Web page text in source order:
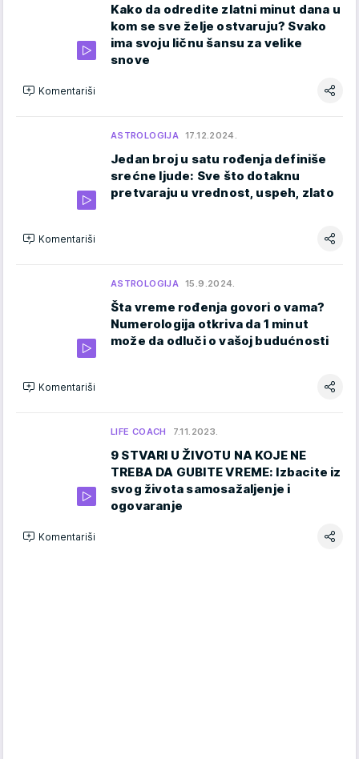
Kako da odredite zlatni minut dana u
kom se sve želje ostvaruju? Svako
ima svoju ličnu šansu za velike
snove
Komentariši
ASTROLOGIJA 17.12.2024.
Jedan broj u satu rođenja definiše
srećne ljude: Sve što dotaknu
pretvaraju u vrednost, uspeh, zlato
Komentariši
ASTROLOGIJA 15.9.2024.
Šta vreme rođenja govori o vama?
Numerologija otkriva da 1 minut
može da odluči o vašoj budućnosti
Komentariši
LIFE COACH 7.11.2023.
9 STVARI U ŽIVOTU NA KOJE NE
TREBA DA GUBITE VREME: Izbacite iz
svog života samosažaljenje i
ogovaranje
Komentariši